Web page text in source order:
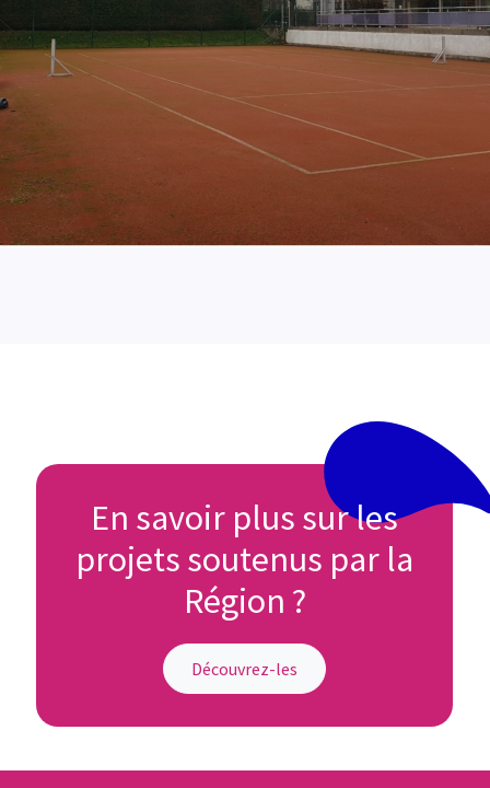
En savoir plus sur les
projets soutenus par la
Région ?
Découvrez-les